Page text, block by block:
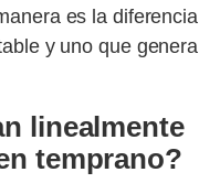
es la diferencia
y uno que genera
linealmente
temprano?